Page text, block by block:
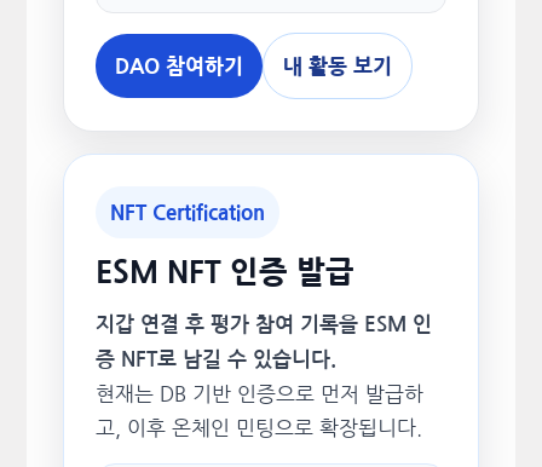
DAO 참여하기 내 활동 보기
NFT Certification
ESM NFT 인증 발급
지갑 연결 후 평가 참여 기록을 ESM 인
증 NFT로 남길 수 있습니다.
현재는 DB 기반 인증으로 먼저 발급하
고, 이후 온체인 민팅으로 확장됩니다.